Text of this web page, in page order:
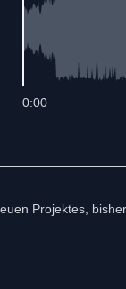
0:00
Projektes,